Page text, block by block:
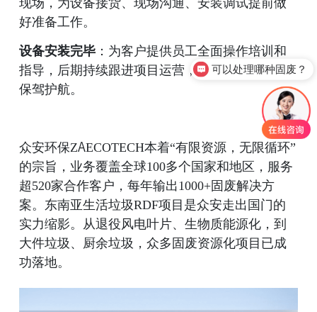
好准备工作。
设备安装完毕：为客户提供员工全面操作培训和
指导，后期持续跟进项目运营，为客户达标达产
保驾护航。
众安环保ZAECOTECH本着“有限资源，无限循环”
的宗旨，业务覆盖全球100多个国家和地区，服务
超520家合作客户，每年输出1000+固废解决方
案。东南亚生活垃圾RDF项目是众安走出国门的
实力缩影。从退役风电叶片、生物质能源化，到
大件垃圾、厨余垃圾，众多固废资源化项目已成
功落地。
可以处理哪种固废？